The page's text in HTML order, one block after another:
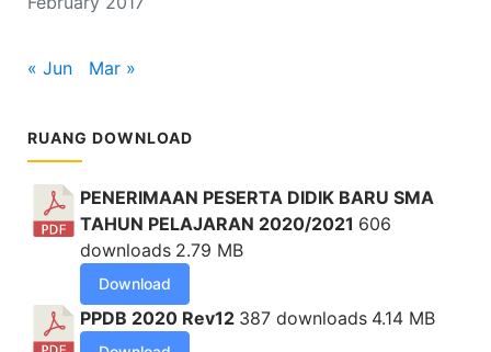
« Jun Mar »
RUANG DOWNLOAD
PENERIMAAN PESERTA DIDIK BARU SMA
TAHUN PELAJARAN 2020/2021 606
downloads 2.79 MB
Download
PPDB 2020 Rev12 387 downloads 4.14 MB